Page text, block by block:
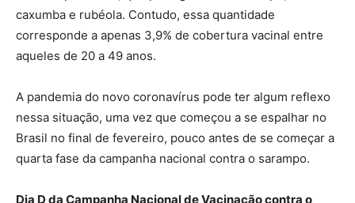
caxumba e rubéola. Contudo, essa quantidade
corresponde a apenas 3,9% de cobertura vacinal entre
aqueles de 20 a 49 anos.
A pandemia do novo coronavírus pode ter algum reflexo
nessa situação, uma vez que começou a se espalhar no
Brasil no final de fevereiro, pouco antes de se começar a
quarta fase da campanha nacional contra o sarampo.
Dia D da Campanha Nacional de Vacinação contra o